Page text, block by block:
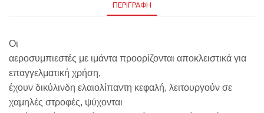
ΠΕΡΙΓΡΑΦΉ
Οι
αεροσυμπιεστές με ιμάντα προορίζονται αποκλειστικά για
επαγγελματική χρήση,
έχουν δικύλινδη ελαιολίπαντη κεφαλή, λειτουργούν σε
χαμηλές στροφές, ψύχονται